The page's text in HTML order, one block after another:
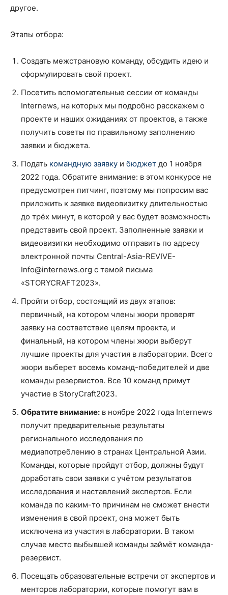
другое.
Этапы отбора:
Создать межстрановую команду, обсудить идею и
сформулировать свой проект.
Посетить вспомогательные сессии от команды
Internews, на которых мы подробно расскажем о
проекте и наших ожиданиях от проектов, а также
получить советы по правильному заполнению
заявки и бюджета.
Подать командную заявку и бюджет до 1 ноября
2022 года. Обратите внимание: в этом конкурсе не
предусмотрен питчинг, поэтому мы попросим вас
приложить к заявке видеовизитку длительностью
до трёх минут, в которой у вас будет возможность
представить свой проект. Заполненные заявки и
видеовизитки необходимо отправить по адресу
электронной почты Central-Asia-REVIVE-
Info@internews.org с темой письма
«STORYCRAFT2023».
Пройти отбор, состоящий из двух этапов:
первичный, на котором члены жюри проверят
заявку на соответствие целям проекта, и
финальный, на котором члены жюри выберут
лучшие проекты для участия в лаборатории. Всего
жюри выберет восемь команд-победителей и две
команды резервистов. Все 10 команд примут
участие в StoryCraft2023.
Обратите внимание: в ноябре 2022 года Internews
получит предварительные результаты
регионального исследования по
медиапотреблению в странах Центральной Азии.
Команды, которые пройдут отбор, должны будут
доработать свои заявки с учётом результатов
исследования и наставлений экспертов. Если
команда по каким-то причинам не сможет внести
изменения в свой проект, она может быть
исключена из участия в лаборатории. В таком
случае место выбывшей команды займёт команда-
резервист.
Посещать образовательные встречи от экспертов и
менторов лаборатории, которые помогут вам в